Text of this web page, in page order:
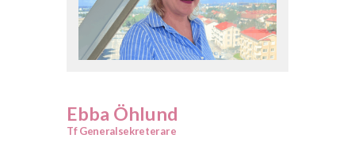
Ebba Öhlund
Tf Generalsekreterare